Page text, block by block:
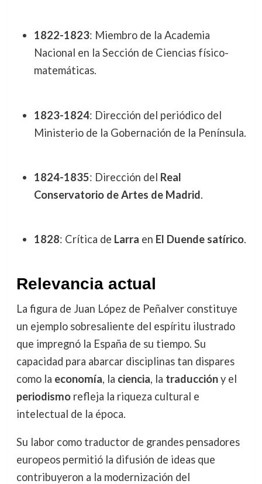
1822-1823: Miembro de la Academia
Nacional en la Sección de Ciencias físico-
matemáticas.
1823-1824: Dirección del periódico del
Ministerio de la Gobernación de la Península.
1824-1835: Dirección del Real
Conservatorio de Artes de Madrid.
1828: Crítica de Larra en El Duende satírico.
Relevancia actual
La figura de Juan López de Peñalver constituye
un ejemplo sobresaliente del espíritu ilustrado
que impregnó la España de su tiempo. Su
capacidad para abarcar disciplinas tan dispares
como la economía, la ciencia, la traduccióny el
periodismorefleja la riqueza cultural e
intelectual de la época.
Su labor como traductor de grandes pensadores
europeos permitió la difusión de ideas que
contribuyeron a la modernización del